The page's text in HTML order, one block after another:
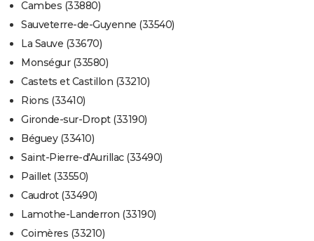
Cambes (33880)
Sauveterre-de-Guyenne (33540)
La Sauve (33670)
Monségur (33580)
Castets et Castillon (33210)
Rions (33410)
Gironde-sur-Dropt (33190)
Béguey (33410)
Saint-Pierre-d'Aurillac (33490)
Paillet (33550)
Caudrot (33490)
Lamothe-Landerron (33190)
Coimères (33210)